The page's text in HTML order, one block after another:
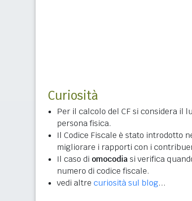
Curiosità
Per il calcolo del CF si considera il
persona fisica.
Il Codice Fiscale è stato introdotto
migliorare i rapporti con i
Il caso di omocodiasi verifica
numero di codice fiscale.
vedi altre curiosità sul blog...